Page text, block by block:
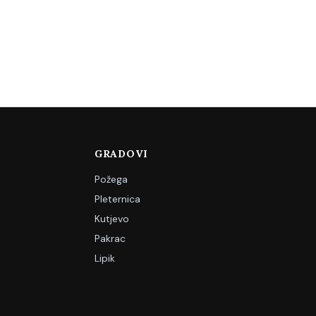
GRADOVI
Požega
Pleternica
Kutjevo
Pakrac
Lipik